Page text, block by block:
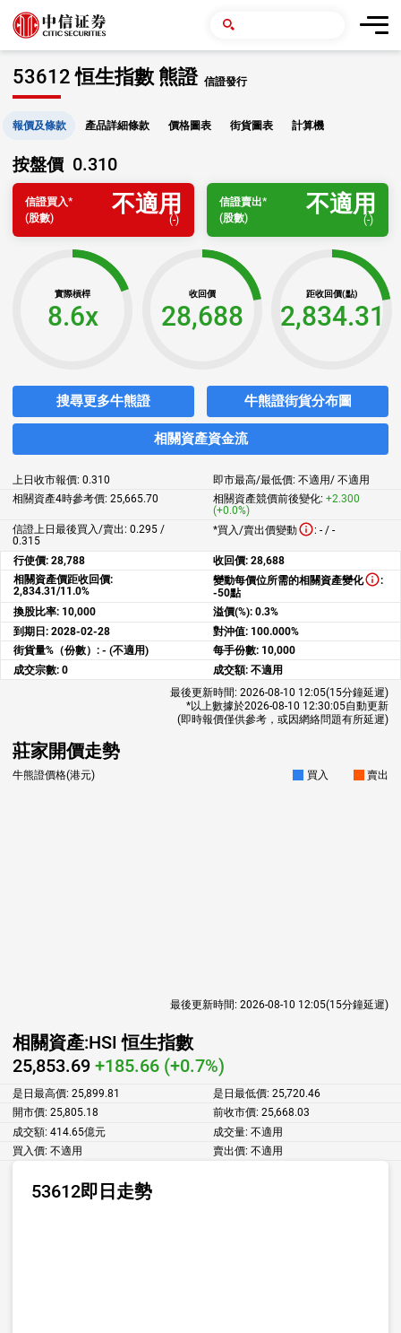
53612 恒生指數 熊證 信證發行
報價及條款 產品詳細條款 價格圖表 街貨圖表 計算機
按盤價 0.310
信證買入*
(股數)
不適用
(-)
信證賣出*
(股數)
不適用
(-)
實際槓桿
8.6x
收回價
28,688
距收回價(點)
2,834.31
搜尋更多牛熊證 牛熊證街貨分布圖
相關資產資金流
上日收市報價: 0.310 即市最高/最低價: 不適用/ 不適用
相關資產4時參考價: 25,665.70 相關資產競價前後變化: +2.300
(+0.0%)
信證上日最後買入/賣出: 0.295 /
0.315
*買入/賣出價變動 : - / -
行使價: 28,788 收回價: 28,688
相關資產價距收回價:
2,834.31/11.0%
變動每價位所需的相關資產變化
:
-50點
換股比率: 10,000 溢價(%): 0.3%
到期日: 2028-02-28 對沖值: 100.000%
街貨量%（份數）: - (不適用) 每手份數: 10,000
成交宗數: 0 成交額: 不適用
最後更新時間: 2026-08-10 12:05(15分鐘延遲)
*以上數據於2026-08-10 12:30:05自動更新
(即時報價僅供參考，或因網絡問題有所延遲)
莊家開價走勢
牛熊證價格(港元) 買入 賣出
最後更新時間: 2026-08-10 12:05(15分鐘延遲)
相關資產:HSI 恒生指數
25,853.69 +185.66 (+0.7%)
是日最高價: 25,899.81 是日最低價: 25,720.46
開市價: 25,805.18 前收市價: 25,668.03
成交額: 414.65億元 成交量: 不適用
買入價: 不適用 賣出價: 不適用
53612即日走勢